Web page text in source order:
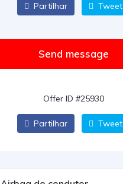
Partilhar Tweet
Send message
Offer ID #25930
Partilhar Tweet